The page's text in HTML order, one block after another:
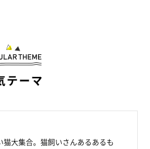
テーマ
大集合。猫飼いさんあるあるも